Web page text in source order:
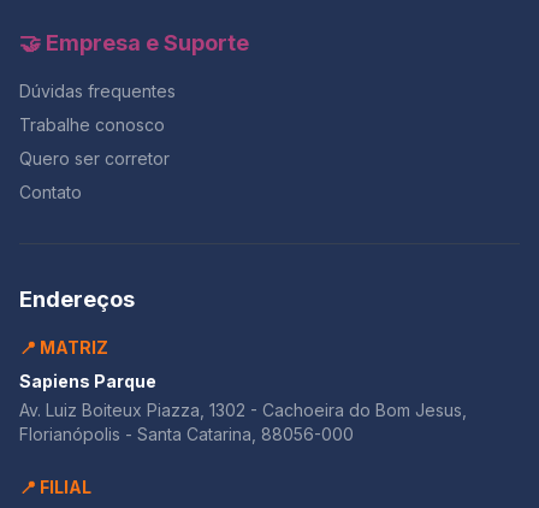
na sala com foco e sai com resultado.E se você quer
testar esse controle de tempo com correção
profissional, o momento é agora — com 50% OFF na
🤝 Empresa e Suporte
Dúvidas frequentes
Trabalhe conosco
Quero ser corretor
Contato
Endereços
📍 MATRIZ
Sapiens Parque
Av. Luiz Boiteux Piazza, 1302 - Cachoeira do Bom Jesus,
Florianópolis - Santa Catarina, 88056-000
📍 FILIAL